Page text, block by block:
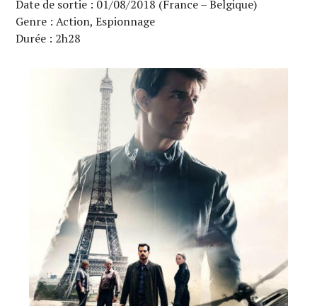
Date de sortie : 01/08/2018 (France – Belgique)
Genre : Action, Espionnage
Durée : 2h28